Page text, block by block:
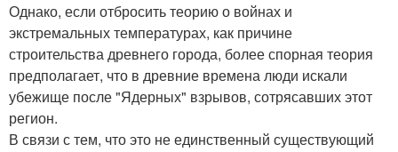
Однако, если отбросить теорию о войнах и
экстремальных температурах, как причине
строительства древнего города, более спорная теория
предполагает, что в древние времена люди искали
убежище после "Ядерных" взрывов, сотрясавших этот
регион.
В связи с тем, что это не единственный существующий